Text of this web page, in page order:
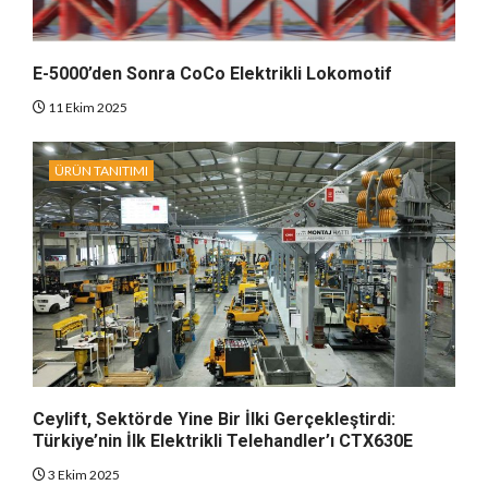
E-5000’den Sonra CoCo Elektrikli Lokomotif
11 Ekim 2025
ÜRÜN TANITIMI
Ceylift, Sektörde Yine Bir İlki Gerçekleştirdi:
Türkiye’nin İlk Elektrikli Telehandler’ı CTX630E
3 Ekim 2025